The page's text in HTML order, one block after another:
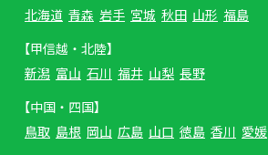
北海道 青森 岩手 宮城 秋田 山形 福島
【甲信越・北陸】
新潟 富山 石川 福井 山梨 長野
【中国・四国】
鳥取 島根 岡山 広島 山口 徳島 香川 愛媛